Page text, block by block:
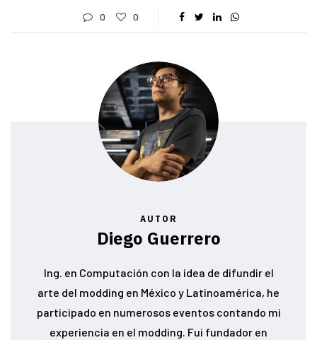
0 0
AUTOR
Diego Guerrero
Ing. en Computación con la idea de difundir el
arte del modding en México y Latinoamérica, he
participado en numerosos eventos contando mi
experiencia en el modding. Fui fundador en